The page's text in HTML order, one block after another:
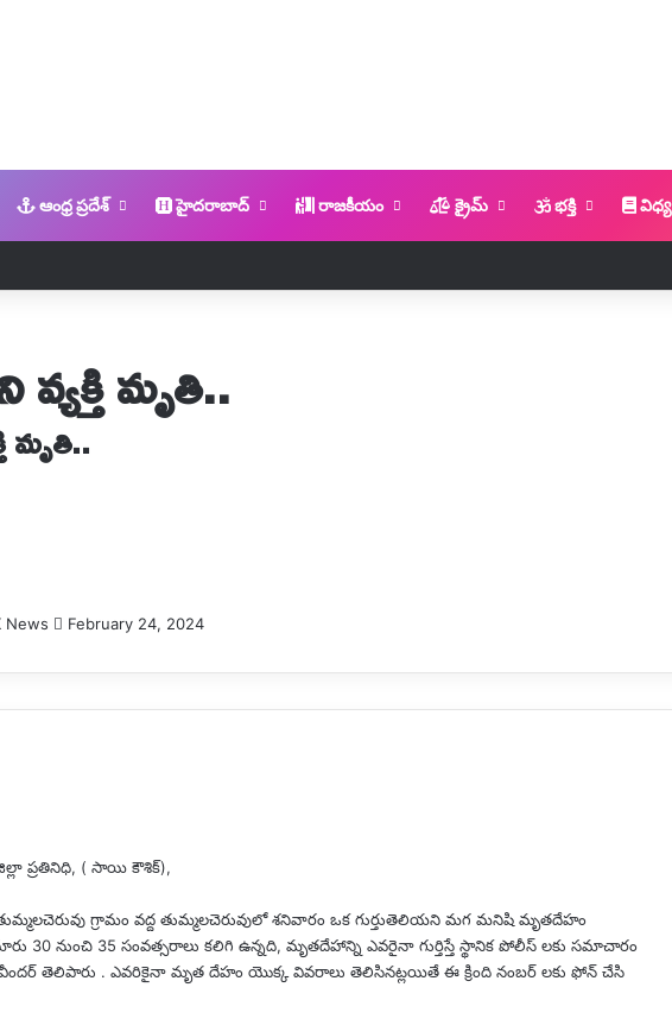
ఆంధ్ర ప్రదేశ్ హైదరాబాద్ రాజకీయం క్రైమ్ భక్తి విధ్య
వ్యక్తి మృతి..
మృతి..
News February 24, 2024
ప్రతినిధి, ( సాయి కౌశిక్),
గ్రామం వద్ద తుమ్మలచెరువులో శనివారం ఒక గుర్తుతెలియని మగ మనిషి మృతదేహం
30 నుంచి 35 సంవత్సరాలు కలిగి ఉన్నది, మృతదేహాన్ని ఎవరైనా గుర్తిస్తే స్థానిక పోలీస్ లకు సమాచారం
తెలిపారు . ఎవరికైనా మృత దేహం యొక్క వివరాలు తెలిసినట్లయితే ఈ క్రింది నంబర్ లకు ఫోన్ చేసి